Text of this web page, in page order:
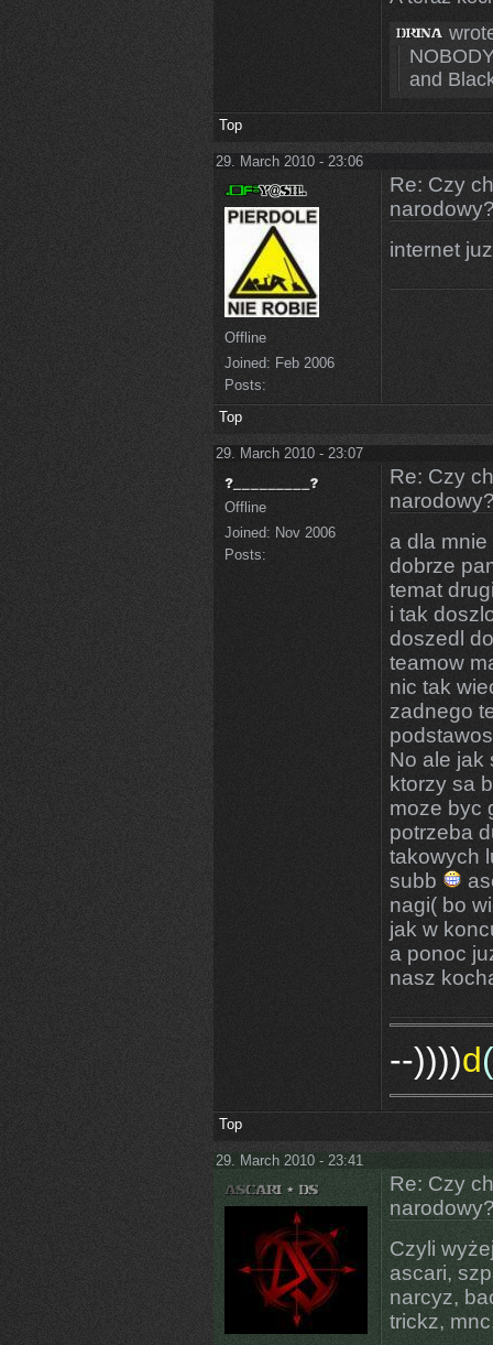
and
Top
29. March 2010 - 23:06
Offline
Joined: Feb 2006
Posts:
Re: Czy
internet
Top
29. March 2010 - 23:07
Offline
Joined: Nov 2006
Posts:
Re: Czy
a dla
dobrze
temat
i tak
doszedl
teamow
nic tak
zadnego
No ale jak
ktorzy sa
moze byc
potrzeba
takowych
subb
nagi( bo
jak w
a ponoc
nasz
--))))d(
Top
29. March 2010 - 23:41
Re: Czy
Czyli
ascari,
narcyz,
trickz,